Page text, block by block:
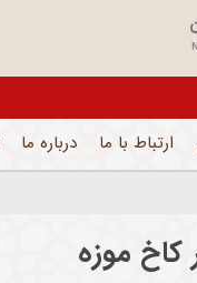
ارتباط با ما درباره ما
کاخ موزه